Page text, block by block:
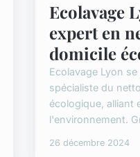
Ecolavage
expert en
domicile
Ecolavage Lyon
spécialiste du
écologique, alliant
l'environnement.
26 décembre 2024